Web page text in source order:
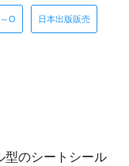
O 日本出版販売
型のシートシール